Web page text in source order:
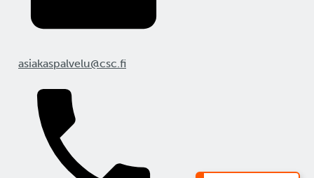
asiakaspalvelu@csc.fi